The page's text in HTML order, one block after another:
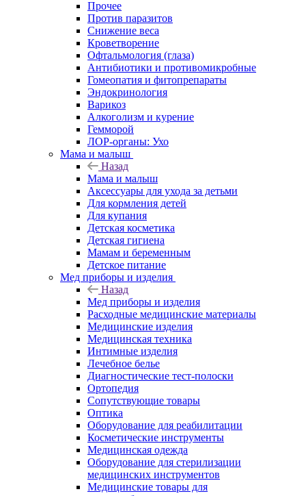
Прочее
Против паразитов
Снижение веса
Кроветворение
Офтальмология (глаза)
Антибиотики и противомикробные
Гомеопатия и фитопрепараты
Эндокринология
Варикоз
Алкоголизм и курение
Гемморой
ЛОР-органы: Ухо
Мама и малыш
Назад
Мама и малыш
Аксессуары для ухода за детьми
Для кормления детей
Для купания
Детская косметика
Детская гигиена
Мамам и беременным
Детское питание
Мед приборы и изделия
Назад
Мед приборы и изделия
Расходные медицинские материалы
Медицинские изделия
Медицинская техника
Интимные изделия
Лечебное белье
Диагностические тест-полоски
Ортопедия
Сопутствующие товары
Оптика
Оборудование для реабилитации
Косметические инструменты
Медицинская одежда
Оборудование для стерилизации
медицинских инструментов
Медицинские товары для